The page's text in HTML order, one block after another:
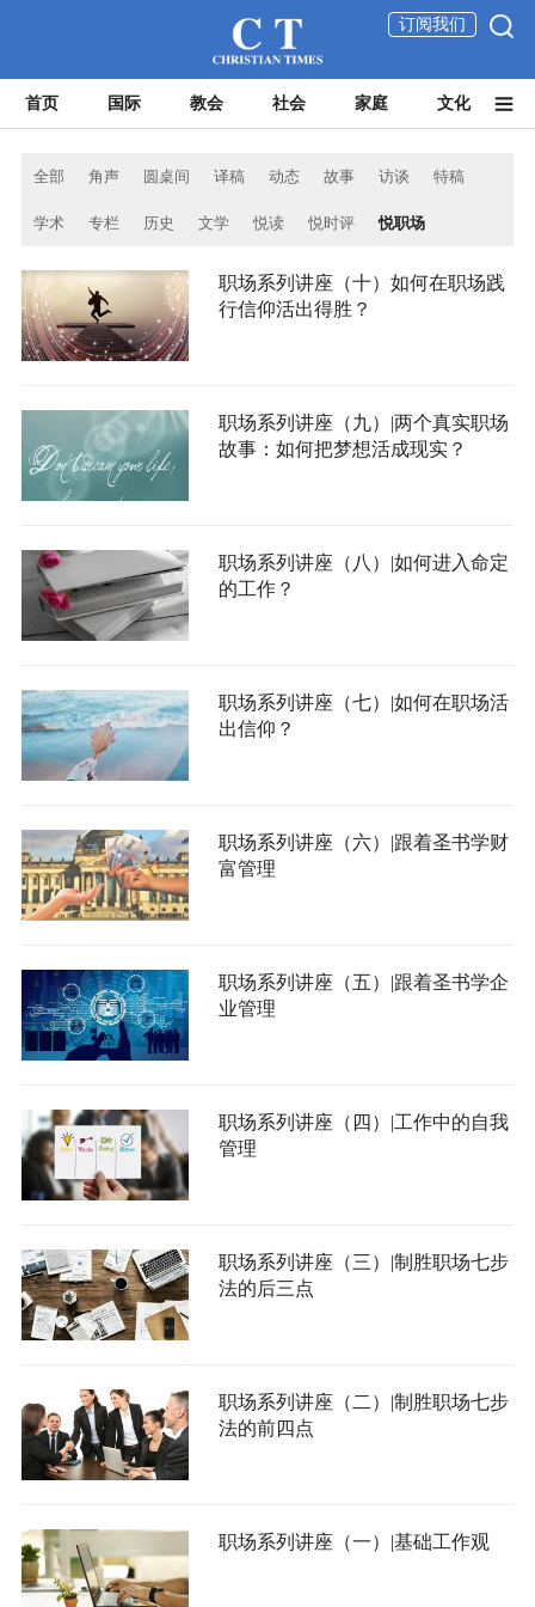
订阅我们
首页 国际 教会 社会 家庭 文化
全部 角声 圆桌间 译稿 动态 故事 访谈 特稿
学术 专栏 历史 文学 悦读 悦时评 悦职场
职场系列讲座（十）如何在职场践
行信仰活出得胜？
职场系列讲座（九）|两个真实职场
故事：如何把梦想活成现实？
职场系列讲座（八）|如何进入命定
的工作？
职场系列讲座（七）|如何在职场活
出信仰？
职场系列讲座（六）|跟着圣书学财
富管理
职场系列讲座（五）|跟着圣书学企
业管理
职场系列讲座（四）|工作中的自我
管理
职场系列讲座（三）|制胜职场七步
法的后三点
职场系列讲座（二）|制胜职场七步
法的前四点
职场系列讲座（一）|基础工作观